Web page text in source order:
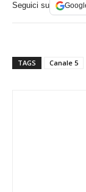
Seguici su
TAGS Canale 5